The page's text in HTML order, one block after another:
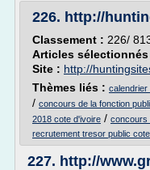
226. http://
Classement : 226/
Articles sélectionnés
Site : http://
Thèmes liés : calendrier
/ concours de la fonction
2018 cote d'ivoire / concours
recrutement tresor public
227. http://